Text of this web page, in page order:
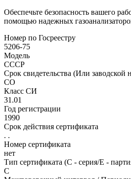
Обеспечьте безопасность вашего
помощью надежных
Номер по Госреестру
5206-75
Модель
СССР
Срок свидетельства (Или заводской
СО
Класс СИ
31.01
Год регистрации
1990
Срок действия сертификата
. .
Номер сертификата
нет
Тип сертификата (C - серия/E -
С